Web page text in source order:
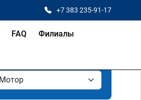
+7 383 235-91-17
FAQ Филиалы